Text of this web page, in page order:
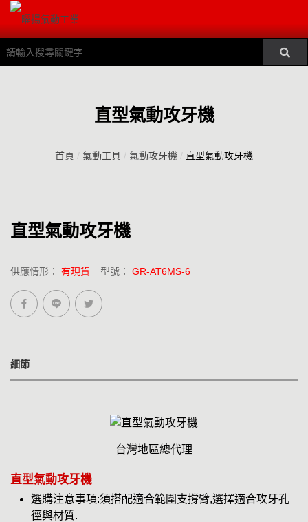
直型氣動攻牙機
首頁 / 氣動工具 / 氣動攻牙機 / 直型氣動攻牙機
直型氣動攻牙機
供應情形： 有現貨 型號： GR-AT6MS-6
細節
台灣地區總代理
直型氣動攻牙機
選購注意事項:須搭配適合範圍支撐臂,選擇適合攻牙孔
徑與材質.